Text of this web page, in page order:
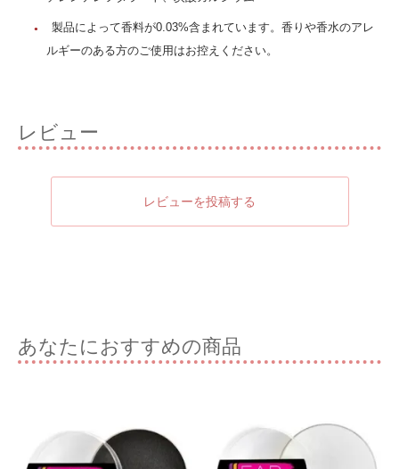
製品によって香料が0.03%含まれています。香りや香水のアレ
ルギーのある方のご使用はお控えください。
レビュー
レビューを投稿する
あなたにおすすめの商品